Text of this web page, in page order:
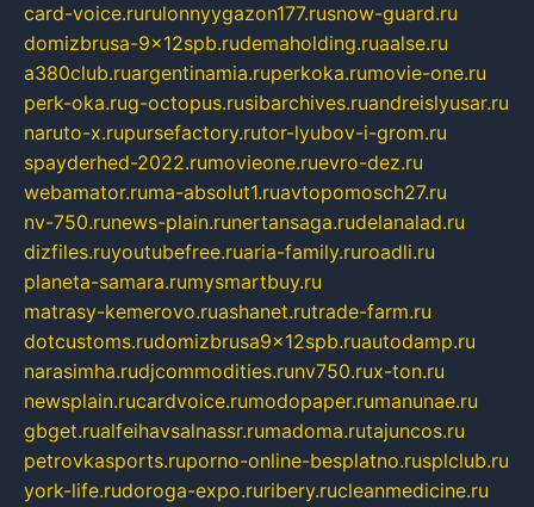
card-voice.rurulonnyygazon177.rusnow-guard.ru
domizbrusa-9x12spb.rudemaholding.ruaalse.ru
a380club.ruargentinamia.ruperkoka.rumovie-one.ru
perk-oka.rug-octopus.rusibarchives.ruandreislyusar.ru
naruto-x.rupursefactory.rutor-lyubov-i-grom.ru
spayderhed-2022.rumovieone.ruevro-dez.ru
webamator.ruma-absolut1.ruavtopomosch27.ru
nv-750.runews-plain.runertansaga.rudelanalad.ru
dizfiles.ruyoutubefree.ruaria-family.ruroadli.ru
planeta-samara.rumysmartbuy.ru
matrasy-kemerovo.ruashanet.rutrade-farm.ru
dotcustoms.rudomizbrusa9x12spb.ruautodamp.ru
narasimha.rudjcommodities.runv750.rux-ton.ru
newsplain.rucardvoice.rumodopaper.rumanunae.ru
gbget.rualfeihavsalnassr.rumadoma.rutajuncos.ru
petrovkasports.ruporno-online-besplatno.rusplclub.ru
york-life.rudoroga-expo.ruribery.rucleanmedicine.ru